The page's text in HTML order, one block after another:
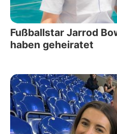
Fußballstar Jarrod
haben geheiratet